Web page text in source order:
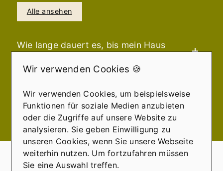
Alle ansehen
Wie lange dauert es, bis mein Haus
Modernisierung oder "Verkauf an
Bastler"?
IMMOBILIEN IN DER REGION
Aktuelle Immobilien
Wir verwenden Cookies 🍪
Wir verwenden Cookies, um beispielsweise
Funktionen für soziale Medien anzubieten
oder die Zugriffe auf unsere Website zu
analysieren. Sie geben Einwilligung zu
unseren Cookies, wenn Sie unsere Webseite
weiterhin nutzen. Um fortzufahren müssen
Sie eine Auswahl treffen.